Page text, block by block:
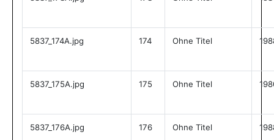
5837_174A.jpg 174 Ohne Titel
5837_175A.jpg 175 Ohne Titel
5837_176A.jpg 176 Ohne Titel